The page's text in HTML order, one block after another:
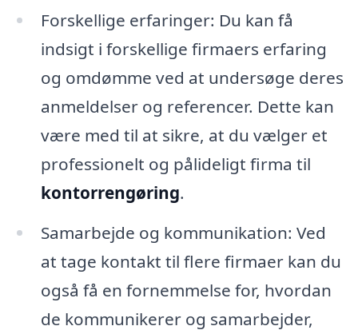
Forskellige erfaringer: Du kan få
indsigt i forskellige firmaers erfaring
og omdømme ved at undersøge deres
anmeldelser og referencer. Dette kan
være med til at sikre, at du vælger et
professionelt og pålideligt firma til
kontorrengøring.
Samarbejde og kommunikation: Ved
at tage kontakt til flere firmaer kan du
også få en fornemmelse for, hvordan
de kommunikerer og samarbejder,